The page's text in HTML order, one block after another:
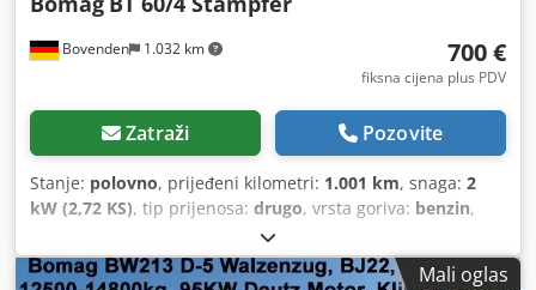
Bovenden 1.032 km 700 €
fiksna cijena plus PDV
Zatraži Pozovite
Stanje: polovno, prijeđeni kilometri: 1.001 km, snaga: 2
kW (2,72 KS), tip prijenosa: drugo, vrsta goriva: benzin,
62 kg
Godina izgradnje:2009, kabina vozača:drugo,
Mali oglas